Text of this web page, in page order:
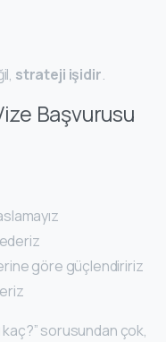
strateji işidir.
Başvurusu
göre güçlendiririz
kaç?” sorusundan çok,